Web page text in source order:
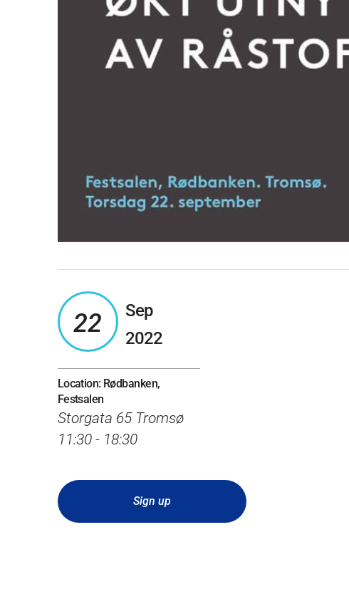
22
Sep
2022
Location: Rødbanken,
Festsalen
Storgata 65 Tromsø
11:30 - 18:30
Sign up